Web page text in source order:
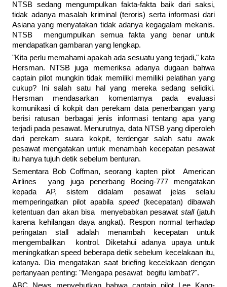
NTSB sedang mengumpulkan fakta-fakta baik dari saksi,
tidak adanya masalah kriminal (teroris) serta informasi dari
Asiana yang menyatakan tidak adanya kegagalam mekanis.
NTSB mengumpulkan semua fakta yang benar untuk
mendapatkan gambaran yang lengkap.
"Kita perlu memahami apakah ada sesuatu yang terjadi," kata
Hersman. NTSB juga memeriksa adanya dugaan bahwa
captain pilot mungkin tidak memiliki memiliki pelatihan yang
cukup? Ini salah satu hal yang mereka sedang selidiki.
Hersman mendasarkan komentarnya pada evaluasi
komunikasi di kokpit dan perekam data penerbangan yang
berisi ratusan berbagai jenis informasi tentang apa yang
terjadi pada pesawat. Menurutnya, data NTSB yang diperoleh
dari perekam suara kokpit, terdengar salah satu awak
pesawat mengatakan untuk menambah kecepatan pesawat
itu hanya tujuh detik sebelum benturan.
Sementara Bob Coffman, seorang kapten pilot American
Airlines yang juga penerbang Boeing-777 mengatakan
kepada AP, sistem didalam pesawat jelas selalu
memperingatkan pilot apabila speed(kecepatan) dibawah
ketentuan dan akan bisa menyebabkan pesawat stall(jatuh
karena kehilangan daya angkat). Respon normal terhadap
peringatan stall adalah menambah kecepatan untuk
mengembalikan kontrol. Diketahui adanya upaya untuk
meningkatkan speed beberapa detik sebelum kecelakaan itu,
katanya. Dia mengatakan saat briefing kecelakaan dengan
pertanyaan penting: "Mengapa pesawat begitu lambat?".